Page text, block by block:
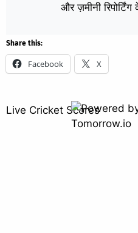
और ज़मीनी
Share this:
Facebook X
Live Cricket Scores